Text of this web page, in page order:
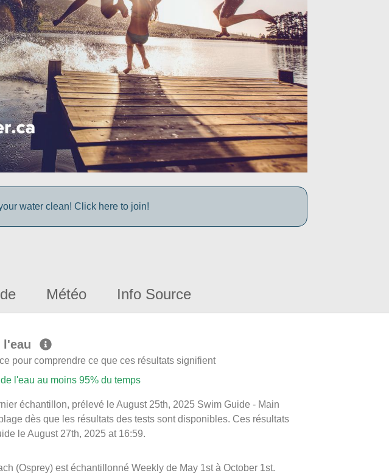
water clean! Click here to join!
Météo Info Source
l'eau
pour comprendre ce que ces résultats signifient
l'eau au moins 95% du temps
échantillon, prélevé le August 25th, 2025 Swim Guide - Main
dès que les résultats des tests sont disponibles. Ces résultats
le August 27th, 2025 at 16:59.
(Osprey) est échantillonné Weekly de May 1st à October 1st.